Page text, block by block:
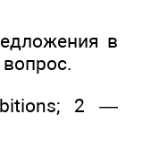
в
2 —